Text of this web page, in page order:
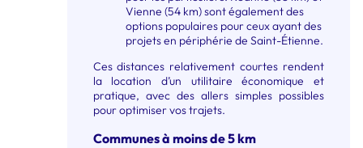
Vienne (54 km) sont également des
options populaires pour ceux ayant des
projets en périphérie de Saint-Étienne.
Ces distances relativement courtes rendent
la location d’un utilitaire économique et
pratique, avec des allers simples possibles
pour optimiser vos trajets.
Communes à moins de 5 km